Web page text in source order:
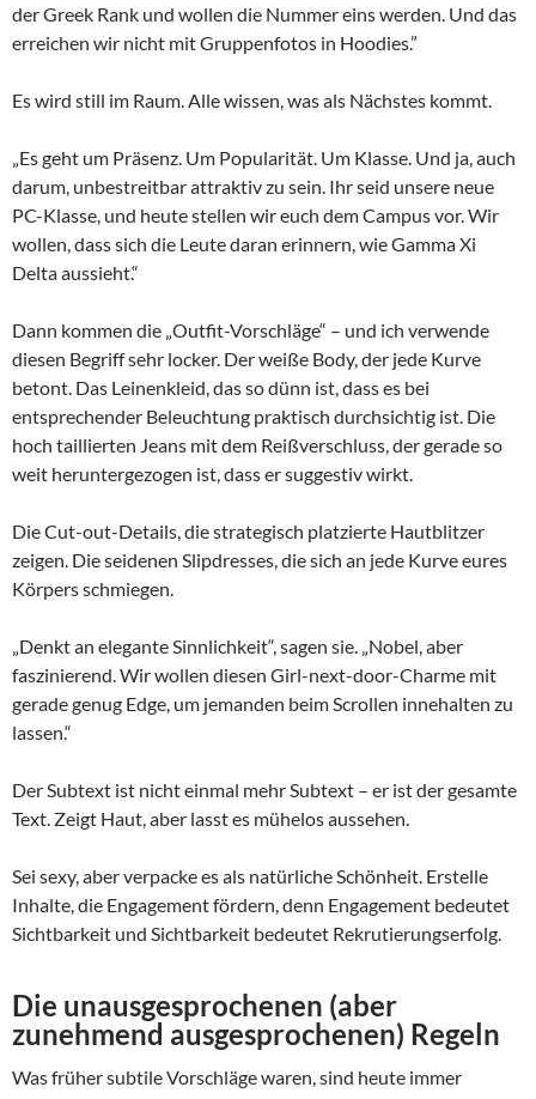
der Greek Rank und wollen die Nummer eins werden. Und das
erreichen wir nicht mit Gruppenfotos in Hoodies.”
Es wird still im Raum. Alle wissen, was als Nächstes kommt.
„Es geht um Präsenz. Um Popularität. Um Klasse. Und ja, auch
darum, unbestreitbar attraktiv zu sein. Ihr seid unsere neue
PC-Klasse, und heute stellen wir euch dem Campus vor. Wir
wollen, dass sich die Leute daran erinnern, wie Gamma Xi
Delta aussieht.“
Dann kommen die „Outfit-Vorschläge“ – und ich verwende
diesen Begriff sehr locker. Der weiße Body, der jede Kurve
betont. Das Leinenkleid, das so dünn ist, dass es bei
entsprechender Beleuchtung praktisch durchsichtig ist. Die
hoch taillierten Jeans mit dem Reißverschluss, der gerade so
weit heruntergezogen ist, dass er suggestiv wirkt.
Die Cut-out-Details, die strategisch platzierte Hautblitzer
zeigen. Die seidenen Slipdresses, die sich an jede Kurve eures
Körpers schmiegen.
„Denkt an elegante Sinnlichkeit“, sagen sie. „Nobel, aber
faszinierend. Wir wollen diesen Girl-next-door-Charme mit
gerade genug Edge, um jemanden beim Scrollen innehalten zu
lassen.“
Der Subtext ist nicht einmal mehr Subtext – er ist der gesamte
Text. Zeigt Haut, aber lasst es mühelos aussehen.
Sei sexy, aber verpacke es als natürliche Schönheit. Erstelle
Inhalte, die Engagement fördern, denn Engagement bedeutet
Sichtbarkeit und Sichtbarkeit bedeutet Rekrutierungserfolg.
Die unausgesprochenen (aber
zunehmend ausgesprochenen) Regeln
Was früher subtile Vorschläge waren, sind heute immer